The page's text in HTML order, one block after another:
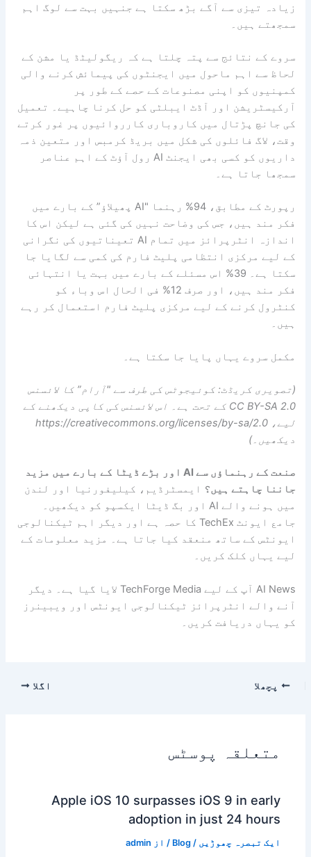
زیادہ تیزی سے آگے بڑھ سکتا ہے جنہیں بہت سے لوگ اہم
سمجھتے ہیں۔
سروے کے نتائج سے پتہ چلتا ہے کہ ریگولیٹڈ یا مشن کے
لحاظ سے اہم ماحول میں ایجنٹوں کی پیمائش کرنے والی
کمپنیوں کو اپنی مصنوعات کے حصے کے طور پر
آرکیسٹریشن اور آڈٹ ایبلٹی کو حل کرنا چاہیے۔ تعمیل
کی جانچ پڑتال میں کاروباری کارروائیوں پر غور کرتے
وقت، لاگ فائلوں کی شکل میں بریڈ کرمبس اور متعین ذمہ
داریوں کو کسی بھی ایجنٹ AI رول آؤٹ کے اہم عناصر
سمجھا جاتا ہے۔
رپورٹ کے مطابق، 94% رہنما "AI پھیلاؤ” کے بارے میں
فکر مند ہیں، جس کی وضاحت نہیں کی گئی ہے لیکن اس کا
اندازہ انٹرپرائز میں تمام AI تعیناتیوں کی نگرانی
کے لیے مرکزی انتظامی پلیٹ فارم کی کمی سے لگایا جا
سکتا ہے۔ 39% اس مسئلے کے بارے میں بہت یا انتہائی
فکر مند ہیں، اور صرف 12% فی الحال اس وباء کو
کنٹرول کرنے کے لیے مرکزی پلیٹ فارم استعمال کر رہے
ہیں۔
مکمل سروے یہاں پایا جا سکتا ہے۔
(تصویری کریڈٹ: کوئیجوٹس کی طرف سے "آرام” کا لائسنس
CC BY-SA 2.0 کے تحت ہے۔ اس لائسنس کی کاپی دیکھنے کے
لیے، https://creativecommons.org/licenses/by-sa/2.0
دیکھیں۔)
صنعت کے رہنماؤں سے AI اور بڑے ڈیٹا کے بارے میں مزید
جاننا چاہتے ہیں؟ ایمسٹرڈیم، کیلیفورنیا اور لندن
میں ہونے والے AI اور بگ ڈیٹا ایکسپو کو دیکھیں۔
جامع ایونٹ TechEx کا حصہ ہے اور دیگر اہم ٹیکنالوجی
ایونٹس کے ساتھ منعقد کیا جاتا ہے۔ مزید معلومات کے
لیے یہاں کلک کریں۔
AI News آپ کے لیے TechForge Media لایا گیا ہے۔ دیگر
آنے والے انٹرپرائز ٹیکنالوجی ایونٹس اور ویبینرز
کو یہاں دریافت کریں۔
پچھلا اگلا
متعلقہ پوسٹس
Apple iOS 10 surpasses iOS 9 in early
adoption in just 24 hours
ایک تبصرہ چھوڑیں /
Blog / از admin